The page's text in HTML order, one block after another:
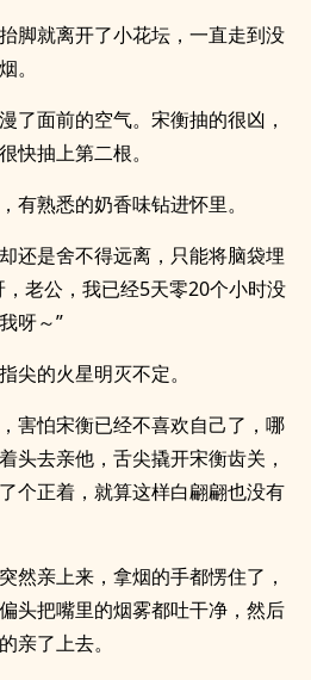
脚就离开了小花坛，一直走到没
。
了面前的空气。宋衡抽的很凶，
快抽上第二根。
有熟悉的奶香味钻进怀里。
还是舍不得远离，只能将脑袋埋
老公，我已经5天零20个小时没
呀～”
尖的火星明灭不定。
害怕宋衡已经不喜欢自己了，哪
头去亲他，舌尖撬开宋衡齿关，
个正着，就算这样白翩翩也没有
然亲上来，拿烟的手都愣住了，
头把嘴里的烟雾都吐干净，然后
亲了上去。